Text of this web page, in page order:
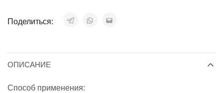
Поделиться:
ОПИСАНИЕ
Способ применения: